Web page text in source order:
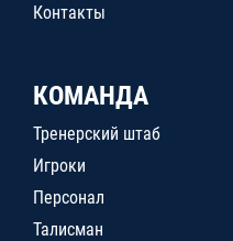
Контакты
КОМАНДА
Тренерский штаб
Игроки
Персонал
Талисман